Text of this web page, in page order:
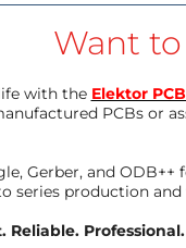
Want
with the Elektor
PCBs or
Gerber, and
series production
Reliable. Professional.